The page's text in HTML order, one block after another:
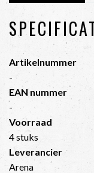
Artikelnummer
-
EAN nummer
-
Voorraad
4 stuks
Leverancier
Arena